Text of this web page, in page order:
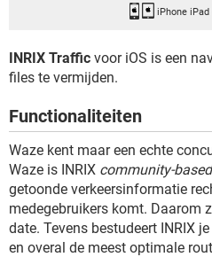
GRATIS
iPhone iPad
INRIX Traffic voor iOS is een
files te vermijden.
Functionaliteiten
Waze kent maar een echte
Waze is INRIX community-based
getoonde verkeersinformatie
medegebruikers komt. Daarom
date. Tevens bestudeert INRIX
en overal de meest optimale